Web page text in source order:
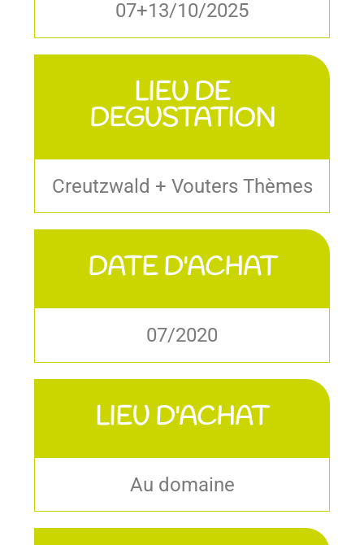
07+13/10/2025
LIEU DE
DEGUSTATION
Creutzwald + Vouters Thèmes
DATE D'ACHAT
07/2020
LIEU D'ACHAT
Au domaine